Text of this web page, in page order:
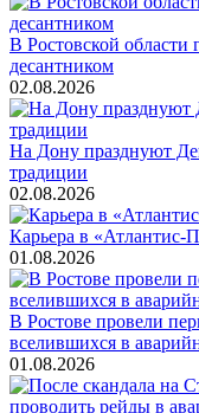
В Ростовской
десантником
02.08.2026
На Дону празднуют
традиции
02.08.2026
Карьера в «Атлантис-
01.08.2026
В Ростове провели
вселившихся в
01.08.2026